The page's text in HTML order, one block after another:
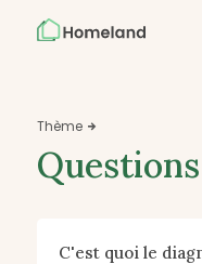
Thème 
C'est quoi le